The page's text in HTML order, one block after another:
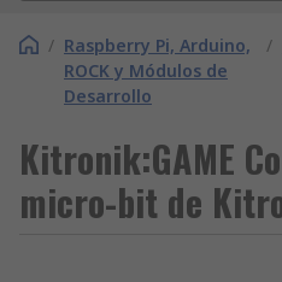
/ Raspberry Pi, Arduino,
ROCK y Módulos de
Desarrollo
/
Kitronik:GAME
micro-bit de